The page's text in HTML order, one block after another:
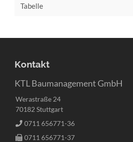
Tabelle
Kontakt
KTL Baumanagement GmbH
Werastraße 24
70182 Stuttgart
0711 656771-36
0711 656771-37